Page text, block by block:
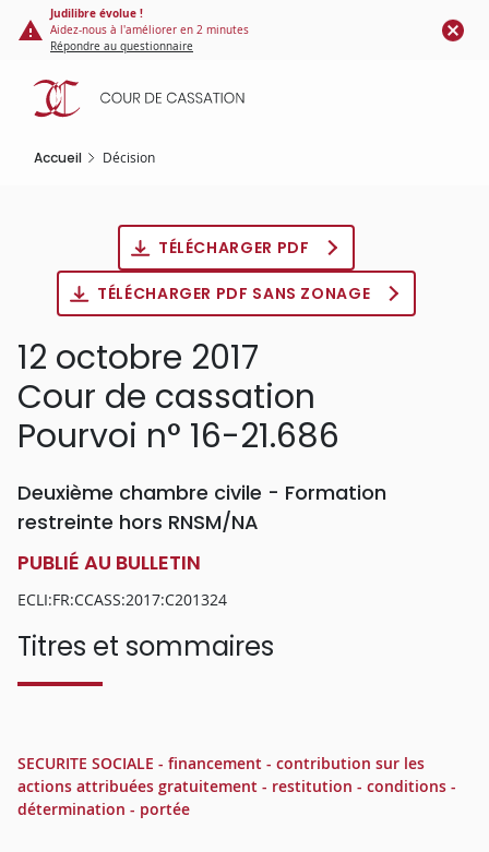
Panneau de gestion des cookies
contenu
principal
Judilibre évolue !
Aidez-nous à l'améliorer en 2 minutes
Répondre au questionnaire
Accueil Décision
TÉLÉCHARGER PDF
TÉLÉCHARGER PDF SANS ZONAGE
12 octobre 2017
Cour de cassation
Pourvoi n° 16-21.686
Deuxième chambre civile - Formation
restreinte hors RNSM/NA
PUBLIÉ AU BULLETIN
ECLI:FR:CCASS:2017:C201324
Titres et sommaires
SECURITE SOCIALE - financement - contribution sur les
actions attribuées gratuitement - restitution - conditions -
détermination - portée